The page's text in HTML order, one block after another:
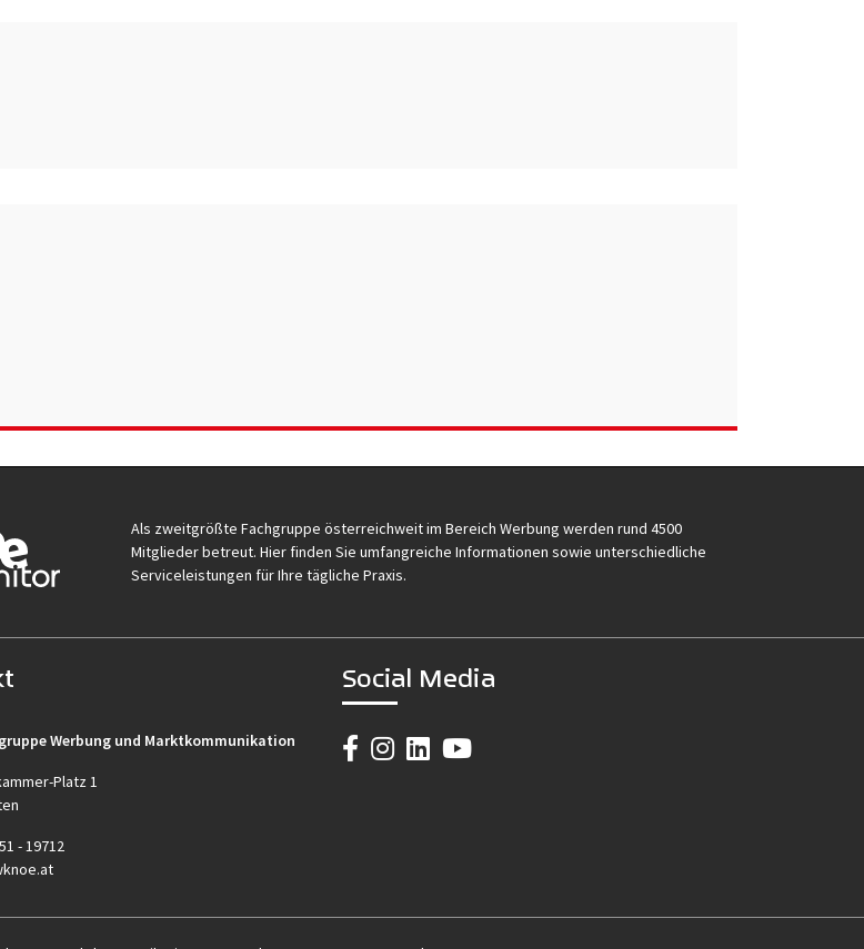
Als zweitgrößte Fachgruppe österreichweit im Bereich Werbung werden rund 4500
Mitglieder betreut. Hier finden Sie umfangreiche Informationen sowie unterschiedliche
Serviceleistungen für Ihre tägliche Praxis.
Werbung und Marktkommunikation
Platz 1
- 19712
Social Media